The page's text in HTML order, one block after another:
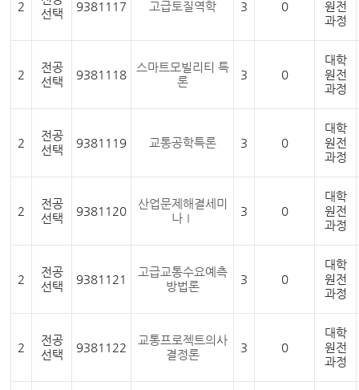
2
선택
9381117 고급토질역학 3 0
원전
과정
2
전공
선택
9381118
스마트모빌리티 특
론
3 0
대학
원전
과정
2
전공
선택
9381119 교통공학특론 3 0
대학
원전
과정
2
전공
선택
9381120
산업문제해결세미
나Ⅰ
3 0
대학
원전
과정
2
전공
선택
9381121
고급교통수요예측
방법론
3 0
대학
원전
과정
2
전공
선택
9381122
교통프로젝트의사
결정론
3 0
대학
원전
과정